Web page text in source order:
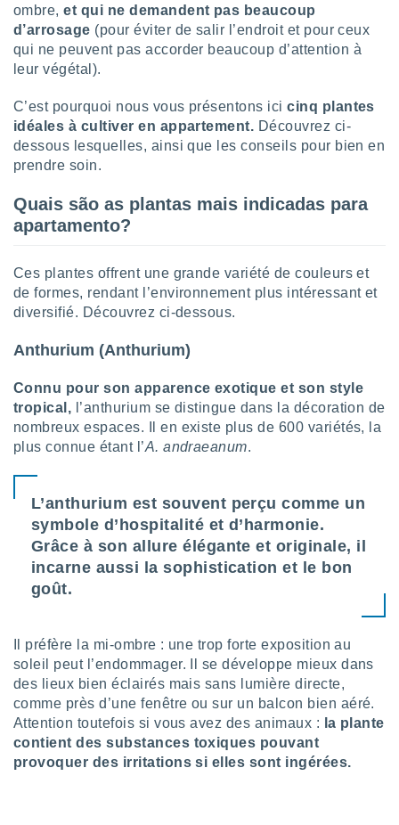
de
votre
à
en
le
au
pas
de
à
la
sur le
ne
ombre, et qui ne demandent pas beaucoup
d’arrosage (pour éviter de salir l’endroit et pour ceux
qui ne peuvent pas accorder beaucoup d’attention à
leur végétal).
C’est pourquoi nous vous présentons ici cinq plantes
idéales à cultiver en appartement. Découvrez ci-
dessous lesquelles, ainsi que les conseils pour bien en
prendre soin.
Quais são as plantas mais indicadas para
apartamento?
Ces plantes offrent une grande variété de couleurs et
de formes, rendant l’environnement plus intéressant et
diversifié. Découvrez ci-dessous.
Anthurium (Anthurium)
Connu pour son apparence exotique et son style
tropical, l’anthurium se distingue dans la décoration de
nombreux espaces. Il en existe plus de 600 variétés, la
plus connue étant l’A. andraeanum.
L’anthurium est souvent perçu comme un
symbole d’hospitalité et d’harmonie.
Grâce à son allure élégante et originale, il
incarne aussi la sophistication et le bon
goût.
Il préfère la mi-ombre : une trop forte exposition au
soleil peut l’endommager. Il se développe mieux dans
des lieux bien éclairés mais sans lumière directe,
comme près d’une fenêtre ou sur un balcon bien aéré.
Attention toutefois si vous avez des animaux : la plante
contient des substances toxiques pouvant
provoquer des irritations si elles sont ingérées.